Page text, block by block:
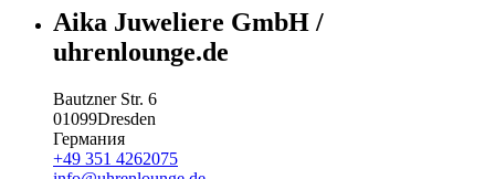
Aika Juweliere GmbH /
uhrenlounge.de
Bautzner Str. 6
01099Dresden
Германия
+49 351 4262075